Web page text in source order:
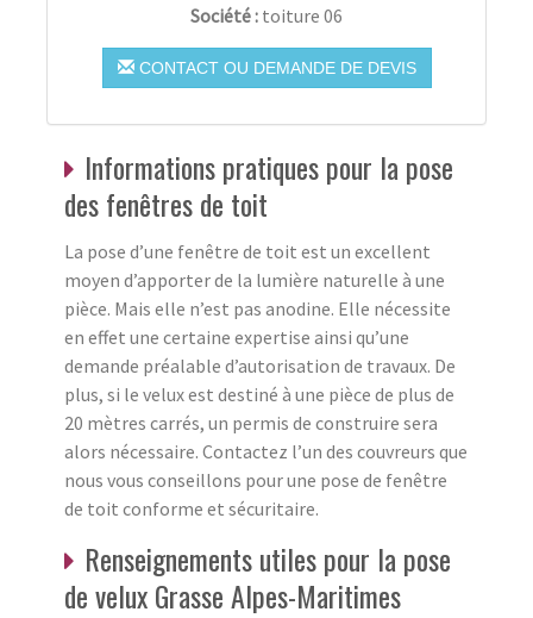
Société : toiture 06
CONTACT OU DEMANDE DE DEVIS
Informations pratiques pour la pose
des fenêtres de toit
La pose d’une fenêtre de toit est un excellent
moyen d’apporter de la lumière naturelle à une
pièce. Mais elle n’est pas anodine. Elle nécessite
en effet une certaine expertise ainsi qu’une
demande préalable d’autorisation de travaux. De
plus, si le velux est destiné à une pièce de plus de
20 mètres carrés, un permis de construire sera
alors nécessaire. Contactez l’un des couvreurs que
nous vous conseillons pour une pose de fenêtre
de toit conforme et sécuritaire.
Renseignements utiles pour la pose
de velux Grasse Alpes-Maritimes